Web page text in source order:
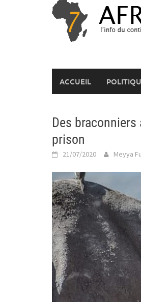
ACCUEIL
Des
prison
21/07/2020 Meyya